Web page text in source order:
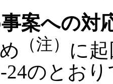
事案への対
（注） に
24のとお